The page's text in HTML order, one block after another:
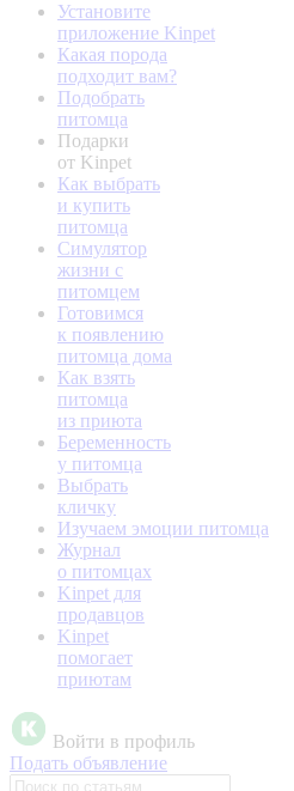
Установите
приложение Kinpet
Какая порода
подходит вам?
Подобрать
питомца
Подарки
от Kinpet
Как выбрать
и купить
питомца
Симулятор
жизни с
питомцем
Готовимся
к появлению
питомца дома
Как взять
питомца
из приюта
Беременность
у питомца
Выбрать
кличку
Изучаем эмоции питомца
Журнал
о питомцах
Kinpet для
продавцов
Kinpet
помогает
приютам
Войти в профиль
Подать объявление